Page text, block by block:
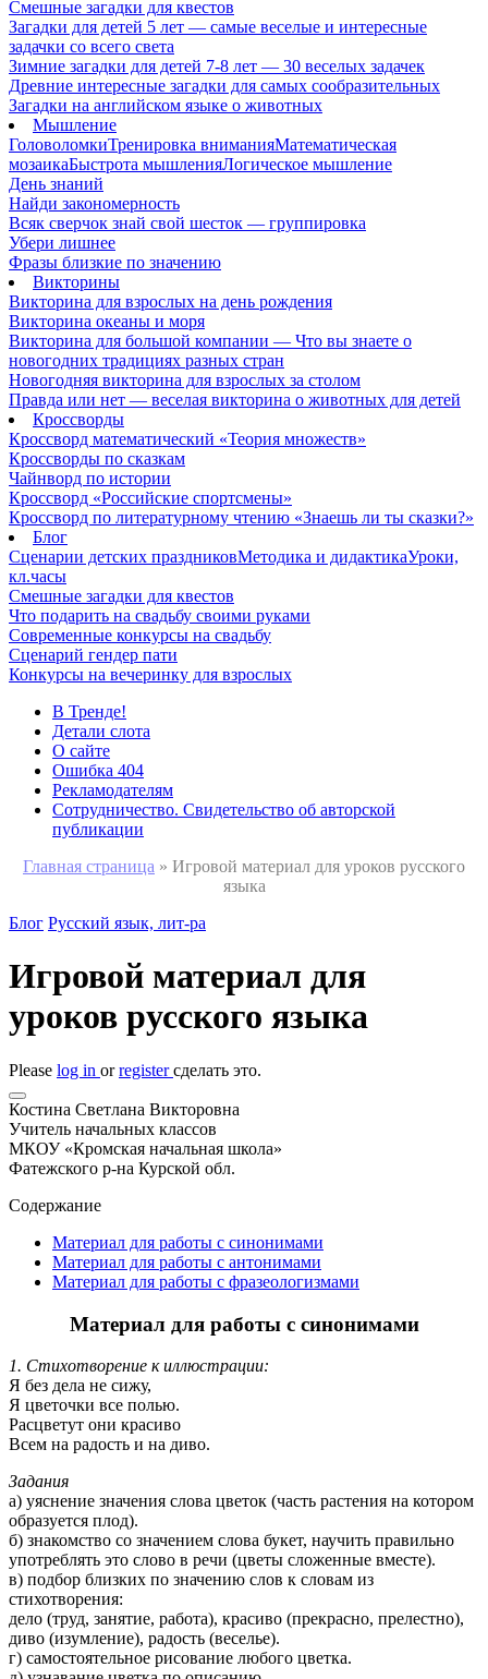
Смешные загадки для квестов
Загадки для детей 5 лет — самые веселые и интересные
задачки со всего света
Зимние загадки для детей 7-8 лет — 30 веселых задачек
Древние интересные загадки для самых сообразительных
Загадки на английском языке о животных
Мышление
ГоловоломкиТренировка вниманияМатематическая
мозаикаБыстрота мышленияЛогическое мышление
День знаний
Найди закономерность
Всяк сверчок знай свой шесток — группировка
Убери лишнее
Фразы близкие по значению
Викторины
Викторина для взрослых на день рождения
Викторина океаны и моря
Викторина для большой компании — Что вы знаете о
новогодних традициях разных стран
Новогодняя викторина для взрослых за столом
Правда или нет — веселая викторина о животных для детей
Кроссворды
Кроссворд математический «Теория множеств»
Кроссворды по сказкам
Чайнворд по истории
Кроссворд «Российские спортсмены»
Кроссворд по литературному чтению «Знаешь ли ты сказки?»
Блог
Сценарии детских праздниковМетодика и дидактикаУроки,
кл.часы
Смешные загадки для квестов
Что подарить на свадьбу своими руками
Современные конкурсы на свадьбу
Сценарий гендер пати
Конкурсы на вечеринку для взрослых
В Тренде!
Детали слота
О сайте
Ошибка 404
Рекламодателям
Сотрудничество. Свидетельство об авторской
публикации
Главная страница » Игровой материал для уроков русского
языка
Блог Русский язык, лит-ра
Игровой материал для
уроков русского языка
Please log in orregisterсделать это.
Костина Светлана Викторовна
Учитель начальных классов
МКОУ «Кромская начальная школа»
Фатежского р-на Курской обл.
Содержание
Материал для работы с синонимами
Материал для работы с антонимами
Материал для работы с фразеологизмами
Материал для работы с синонимами
1. Стихотворение к иллюстрации:
Я без дела не сижу,
Я цветочки все полью.
Расцветут они красиво
Всем на радость и на диво.
Задания
а) уяснение значения слова цветок (часть растения на котором
образуется плод).
б) знакомство со значением слова букет, научить правильно
употреблять это слово в речи (цветы сложенные вместе).
в) подбор близких по значению слов к словам из
стихотворения:
дело (труд, занятие, работа), красиво (прекрасно, прелестно),
диво (изумление), радость (веселье).
г) самостоятельное рисование любого цветка.